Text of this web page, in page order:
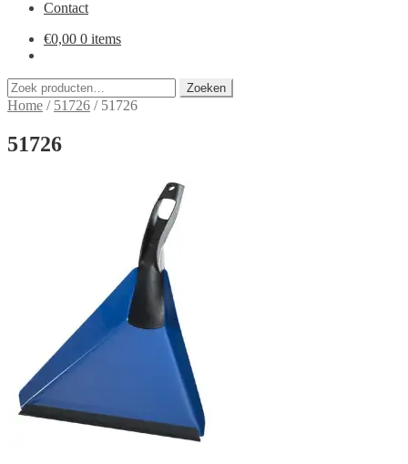
Contact
€0,00 0 items
Zoeken
naar:
Zoeken
Home / 51726 / 51726
51726